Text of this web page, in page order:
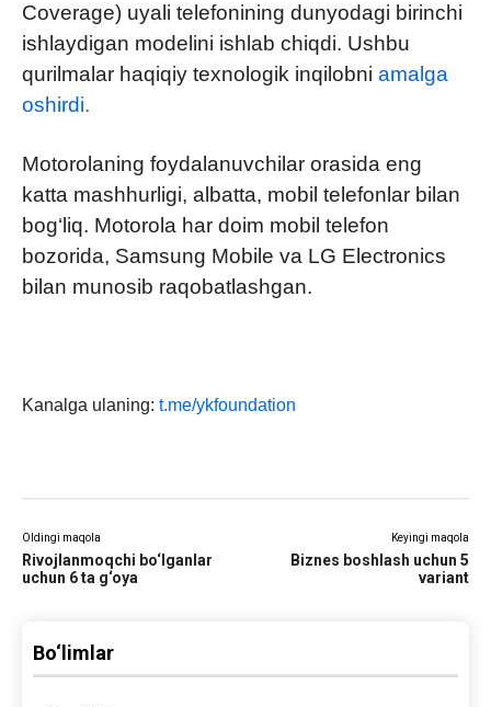
Coverage) uyali telefonining dunyodagi birinchi
ishlaydigan modelini ishlab chiqdi. Ushbu
qurilmalar haqiqiy texnologik inqilobni amalga
oshirdi.
Motorolaning foydalanuvchilar orasida eng
katta mashhurligi, albatta, mobil telefonlar bilan
bog‘liq. Motorola har doim mobil telefon
bozorida, Samsung Mobile va LG Electronics
bilan munosib raqobatlashgan.
Kanalga ulaning: t.me/ykfoundation
Oldingi maqola
Rivojlanmoqchi bo‘lganlar
uchun 6 ta g‘oya
Keyingi maqola
Biznes boshlash uchun 5
variant
Bo‘limlar